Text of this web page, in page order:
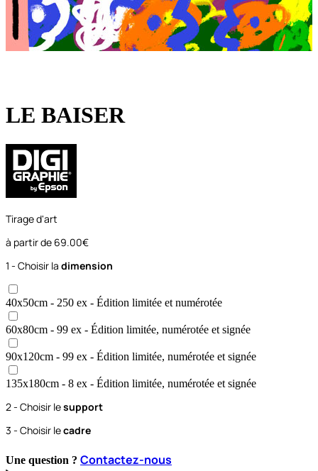
LE BAISER
Tirage d'art
à partir de 69.00€
1 - Choisir la dimension
40x50cm - 250 ex - Édition limitée et numérotée
60x80cm - 99 ex - Édition limitée, numérotée et signée
90x120cm - 99 ex - Édition limitée, numérotée et signée
135x180cm - 8 ex - Édition limitée, numérotée et signée
2 - Choisir lesupport
3 - Choisir lecadre
Une question ? Contactez-nous